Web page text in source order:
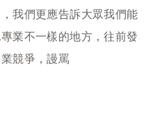
我們更應告訴大眾我們能
業不一樣的地方，往前發
競爭，謾罵